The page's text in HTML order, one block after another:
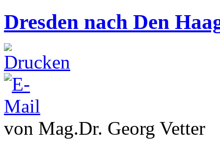
Dresden nach Den
von Mag.Dr. Georg Vetter